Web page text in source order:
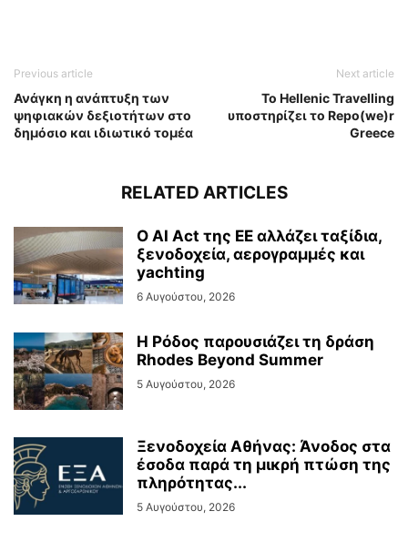
Previous article
Ανάγκη η ανάπτυξη των
ψηφιακών δεξιοτήτων στο
δημόσιο και ιδιωτικό τομέα
Next article
Το Hellenic Travelling
υποστηρίζει το Repo(we)r
Greece
RELATED ARTICLES
Ο AI Act της ΕΕ αλλάζει ταξίδια,
ξενοδοχεία, αερογραμμές και
yachting
6 Αυγούστου, 2026
Η Ρόδος παρουσιάζει τη δράση
Rhodes Beyond Summer
5 Αυγούστου, 2026
Ξενοδοχεία Αθήνας: Άνοδος στα
έσοδα παρά τη μικρή πτώση της
πληρότητας...
5 Αυγούστου, 2026